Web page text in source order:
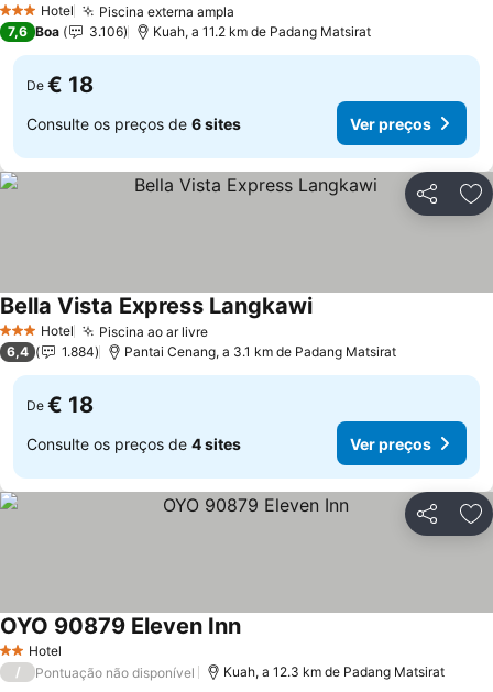
3 EstrelasHotel Piscina externa ampla
7,6 Boa 3.106 Kuah, a 11.2 km de Padang Matsirat
De € 18
Consulte os preços de 6 sites Ver preços
Partilhar
3 EstrelasHotel Piscina ao ar livre
Bella Vista Express Langkawi
6,4 1.884 Pantai Cenang, a 3.1 km de Padang Matsirat
De € 18
Consulte os preços de 4 sites Ver preços
Partilhar
2 Estrelas
Hotel
OYO 90879 Eleven Inn
/ Pontuação não disponível Kuah, a 12.3 km de Padang Matsirat